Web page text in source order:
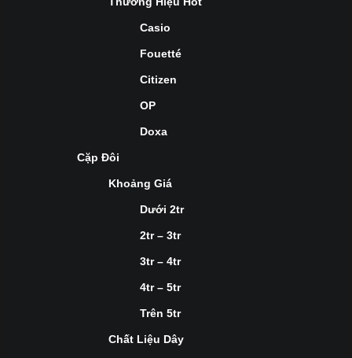
Casio
Fouetté
Citizen
OP
Doxa
Cặp Đôi
Khoảng Giá
Dưới 2tr
2tr – 3tr
3tr – 4tr
4tr – 5tr
Trên 5tr
Chất Liệu Dây